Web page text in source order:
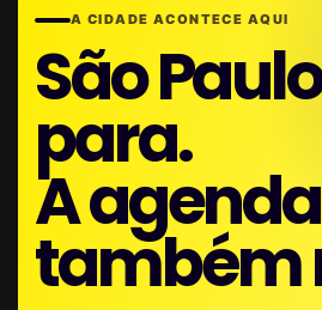
A CIDADE ACONTECE AQUI
São
para.
A agenda
também